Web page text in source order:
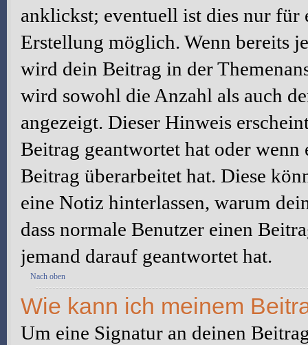
anklickst; eventuell ist dies nur für
Erstellung möglich. Wenn bereits
wird dein Beitrag in der
wird sowohl die Anzahl als auch
angezeigt. Dieser Hinweis
Beitrag geantwortet hat oder
Beitrag überarbeitet hat. Diese
eine Notiz hinterlassen, warum
dass normale Benutzer einen
jemand darauf geantwortet hat.
Nach oben
Wie kann ich meinem
Um eine Signatur an deinen